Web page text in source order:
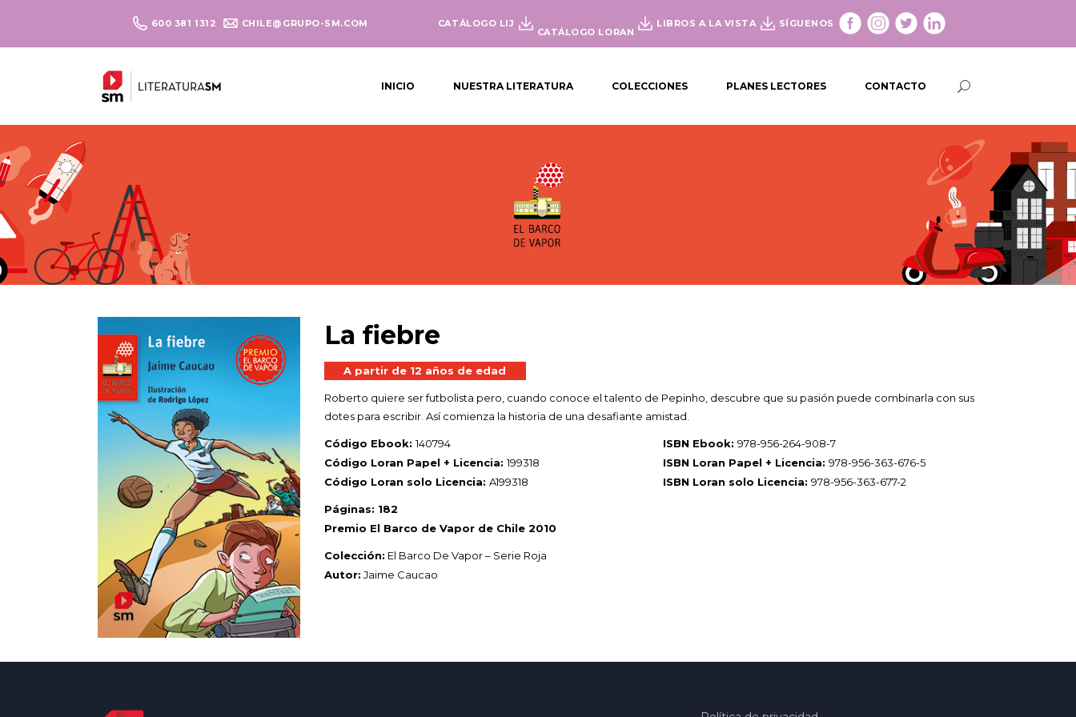
600 381 1312 CHILE@GRUPO-SM.COM CATÁLOGO LIJ
CATÁLOGO LORAN
LIBROS A LA VISTA SÍGUENOS
INICIO NUESTRA LITERATURA COLECCIONES PLANES LECTORES CONTACTO
La fiebre
A partir de 12 años de edad
Roberto quiere ser futbolista pero, cuando conoce el talento de Pepinho, descubre que su pasión puede combinarla con sus
dotes para escribir. Así comienza la historia de una desafiante amistad.
Código Ebook:140794
Código Loran Papel + Licencia:199318
Código Loran solo Licencia: A199318
ISBN Ebook:978-956-264-908-7
ISBN Loran Papel + Licencia:978-956-363-676-5
ISBN Loran solo Licencia:978-956-363-677-2
Páginas: 182
Premio El Barco de Vapor de Chile 2010
Colección: El Barco De Vapor – Serie Roja
Autor: Jaime Caucao